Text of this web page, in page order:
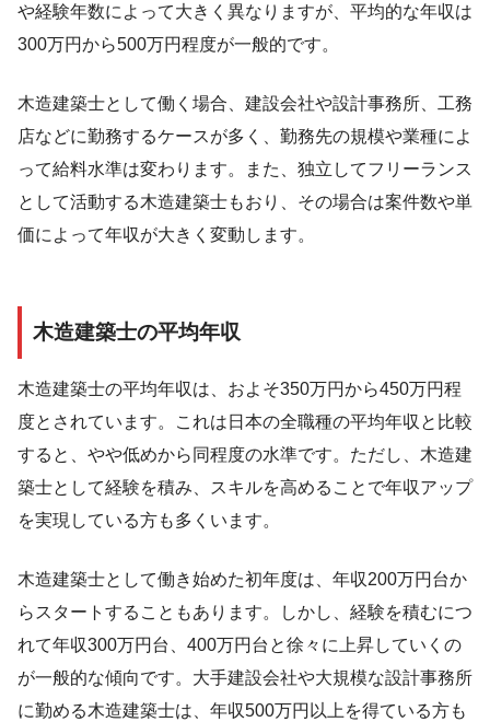
や経験年数によって大きく異なりますが、平均的な年収は
300万円から500万円程度が一般的です。
木造建築士として働く場合、建設会社や設計事務所、工務
店などに勤務するケースが多く、勤務先の規模や業種によ
って給料水準は変わります。また、独立してフリーランス
として活動する木造建築士もおり、その場合は案件数や単
価によって年収が大きく変動します。
木造建築士の平均年収
木造建築士の平均年収は、およそ350万円から450万円程
度とされています。これは日本の全職種の平均年収と比較
すると、やや低めから同程度の水準です。ただし、木造建
築士として経験を積み、スキルを高めることで年収アップ
を実現している方も多くいます。
木造建築士として働き始めた初年度は、年収200万円台か
らスタートすることもあります。しかし、経験を積むにつ
れて年収300万円台、400万円台と徐々に上昇していくの
が一般的な傾向です。大手建設会社や大規模な設計事務所
に勤める木造建築士は、年収500万円以上を得ている方も